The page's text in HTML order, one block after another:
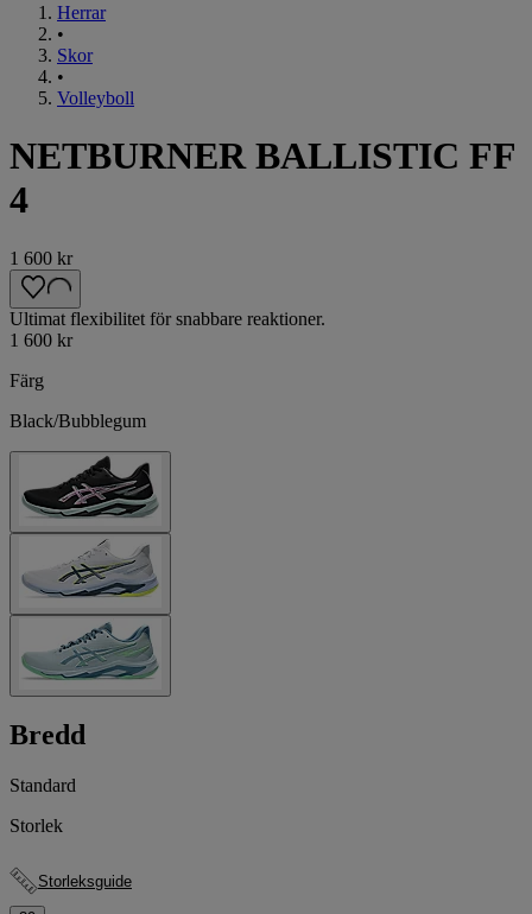
Herrar
•
Skor
•
Volleyboll
NETBURNER BALLISTIC FF
4
1 600 kr
Ultimat flexibilitet för snabbare reaktioner.
1 600 kr
Färg
Black/Bubblegum
Bredd
Standard
Storlek
Storleksguide